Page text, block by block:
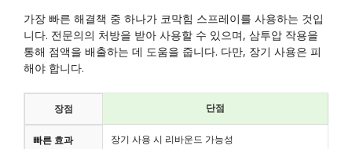
가장 빠른 해결책 중 하나가 코막힘 스프레이를 사용하는 것입
니다. 전문의의 처방을 받아 사용할 수 있으며, 삼투압 작용을
통해 점액을 배출하는 데 도움을 줍니다. 다만, 장기 사용은 피
해야 합니다.
장점 단점
빠른 효과 장기 사용 시 리바운드 가능성